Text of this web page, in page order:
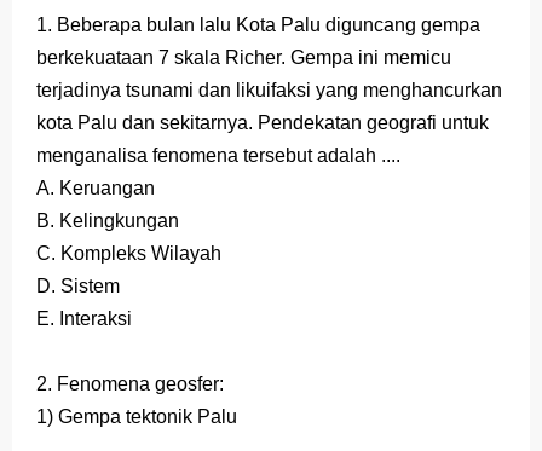
3 Jurus Sakti Menaklukkan Soal TKA Geografi [Wajib Baca]
Menjadi Pengajar Jaman Sekarang Makin Berat
Saturday, 8 August
1. Beberapa bulan lalu Kota Palu diguncang gempa
berkekuataan 7 skala Richer. Gempa ini memicu
terjadinya tsunami dan likuifaksi yang menghancurkan
kota Palu dan sekitarnya. Pendekatan geografi untuk
menganalisa fenomena tersebut adalah ....
A. Keruangan
B. Kelingkungan
C. Kompleks Wilayah
D. Sistem
E. Interaksi
2. Fenomena geosfer:
1) Gempa tektonik Palu